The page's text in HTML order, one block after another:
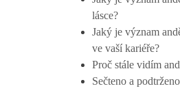
lásce?
Jaký je význam
ve vaší kariéře?
Proč stále vidím
Sečteno a podtrženo